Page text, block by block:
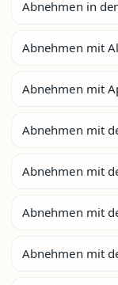
Abnehmen in
Abnehmen mit
Abnehmen mit
Abnehmen mit
Abnehmen mit
Abnehmen mit
Abnehmen mit